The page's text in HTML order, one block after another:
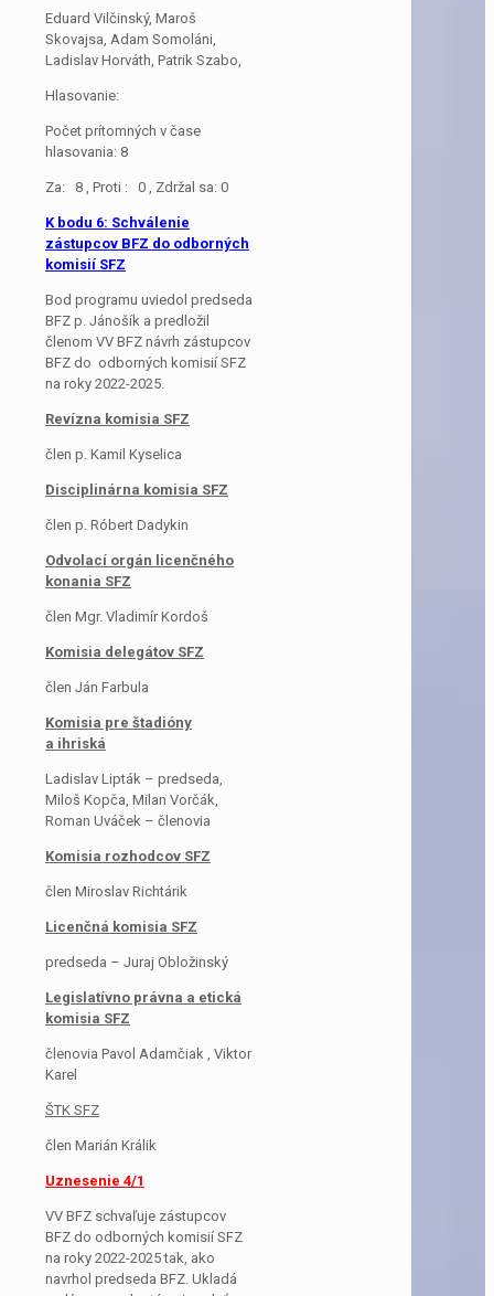
Eduard Vilčinský, Maroš
Skovajsa, Adam Somoláni,
Ladislav Horváth, Patrik Szabo,
Hlasovanie:
Počet prítomných v čase
hlasovania: 8
Za: 8 , Proti : 0 , Zdržal sa: 0
K bodu 6: Schválenie
zástupcov BFZ do odborných
komisií SFZ
Bod programu uviedol predseda
BFZ p. Jánošík a predložil
členom VV BFZ návrh zástupcov
BFZ do odborných komisií SFZ
na roky 2022-2025.
Revízna komisia SFZ
člen p. Kamil Kyselica
Disciplinárna komisia SFZ
člen p. Róbert Dadykin
Odvolací orgán licenčného
konania SFZ
člen Mgr. Vladimír Kordoš
Komisia delegátov SFZ
člen Ján Farbula
Komisia pre štadióny
a ihriská
Ladislav Lipták – predseda,
Miloš Kopča, Milan Vorčák,
Roman Uváček – členovia
Komisia rozhodcov SFZ
člen Miroslav Richtárik
Licenčná komisia SFZ
predseda – Juraj Obložinský
Legislatívno právna a etická
komisia SFZ
členovia Pavol Adamčiak , Viktor
Karel
ŠTK SFZ
člen Marián Králik
Uznesenie 4/1
VV BFZ schvaľuje zástupcov
BFZ do odborných komisií SFZ
na roky 2022-2025 tak, ako
navrhol predseda BFZ. Ukladá